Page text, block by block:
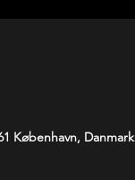
København, Danmark